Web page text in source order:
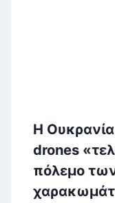
Η Ουκρανία
drones
πόλεμο